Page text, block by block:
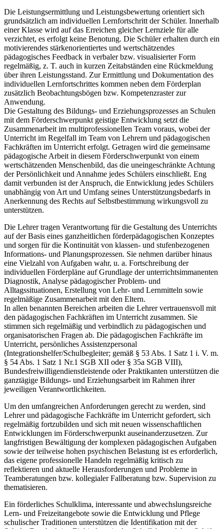
Die Leistungsermittlung und Leistungsbewertung orientiert sich
grundsätzlich am individuellen Lernfortschritt der Schüler. Innerhalb
einer Klasse wird auf das Erreichen gleicher Lernziele für alle
verzichtet, es erfolgt keine Benotung. Die Schüler erhalten durch ein
motivierendes stärkenorientiertes und wertschätzendes
pädagogisches Feedback in verbaler bzw. visualisierter Form
regelmäßig, z. T. auch in kurzen Zeitabständen eine Rückmeldung
über ihren Leistungsstand. Zur Ermittlung und Dokumentation des
individuellen Lernfortschrittes kommen neben dem Förderplan
zusätzlich Beobachtungsbögen bzw. Kompetenzraster zur
Anwendung.
Die Gestaltung des Bildungs- und Erziehungsprozesses an Schulen
mit dem Förderschwerpunkt geistige Entwicklung setzt die
Zusammenarbeit im multiprofessionellen Team voraus, wobei der
Unterricht im Regelfall im Team von Lehrern und pädagogischen
Fachkräften im Unterricht erfolgt. Getragen wird die gemeinsame
pädagogische Arbeit in diesem Förderschwerpunkt von einem
wertschätzenden Menschenbild, das die uneingeschränkte Achtung
der Persönlichkeit und Annahme jedes Schülers einschließt. Eng
damit verbunden ist der Anspruch, die Entwicklung jedes Schülers
unabhängig von Art und Umfang seines Unterstützungsbedarfs in
Anerkennung des Rechts auf Selbstbestimmung wirkungsvoll zu
unterstützen.
Die Lehrer tragen Verantwortung für die Gestaltung des Unterrichts
auf der Basis eines ganzheitlichen förderpädagogischen Konzeptes
und sorgen für die Kontinuität von klassen- und stufenbezogenen
Informations- und Planungsprozessen. Sie nehmen darüber hinaus
eine Vielzahl von Aufgaben wahr, u. a. Fortschreibung der
individuellen Förderpläne auf Grundlage der unterrichtsimmanenten
Diagnostik, Analyse pädagogischer Problem- und
Alltagssituationen, Erstellung von Lehr- und Lernmitteln sowie
regelmäßige Zusammenarbeit mit den Eltern.
In allen benannten Bereichen arbeiten die Lehrer vertrauensvoll mit
den pädagogischen Fachkräften im Unterricht zusammen. Sie
stimmen sich regelmäßig und verbindlich zu pädagogischen und
organisatorischen Fragen ab. Die pädagogischen Fachkräfte im
Unterricht, persönliches Assistenzpersonal
(Integrationshelfer/Schulbegleiter; gemäß § 53 Abs. 1 Satz 1 i. V. m.
§ 54 Abs. 1 Satz 1 Nr.1 SGB XII oder § 35a SGB VIII),
Bundesfreiwilligendienstleistende oder Praktikanten unterstützen die
ganztägige Bildungs- und Erziehungsarbeit im Rahmen ihrer
jeweiligen Verantwortlichkeiten.
Um den umfangreichen Anforderungen gerecht zu werden, sind
Lehrer und pädagogische Fachkräfte im Unterricht gefordert, sich
regelmäßig fortzubilden und sich mit neuen wissenschaftlichen
Entwicklungen im Förderschwerpunkt auseinanderzusetzen. Zur
langfristigen Bewältigung der komplexen pädagogischen Aufgaben
sowie der teilweise hohen psychischen Belastung ist es erforderlich,
das eigene professionelle Handeln regelmäßig kritisch zu
reflektieren und aktuelle Herausforderungen und Probleme in
Teamberatungen bzw. kollegialer Fallberatung bzw. Supervision zu
thematisieren.
Ein förderliches Schulklima, interessante und abwechslungsreiche
Lern- und Freizeitangebote sowie die Entwicklung und Pflege
schulischer Traditionen unterstützen die Identifikation mit der